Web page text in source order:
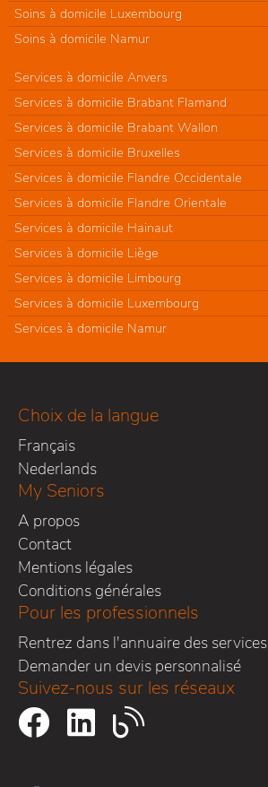
Soins à domicile Luxembourg
Soins à domicile Namur
Services à domicile Anvers
Services à domicile Brabant Flamand
Services à domicile Brabant Wallon
Services à domicile Bruxelles
Services à domicile Flandre Occidentale
Services à domicile Flandre Orientale
Services à domicile Hainaut
Services à domicile Liège
Services à domicile Limbourg
Services à domicile Luxembourg
Services à domicile Namur
Choix de la langue
Français
Nederlands
My Seniors
A propos
Contact
Mentions légales
Conditions générales
Pour les professionnels
Rentrez dans l'annuaire des services
Demander un devis personnalisé
Suivez-nous sur les réseaux